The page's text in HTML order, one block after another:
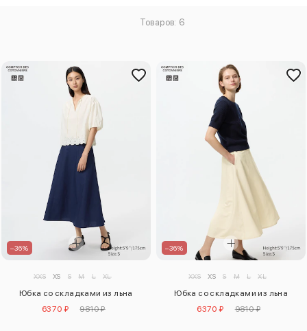
Товаров: 6
–36%
XXS XS S M L XL
Юбка со складками из льна
6370 ₽
9810 ₽
–36%
XXS XS S M L XL
Юбка со складками из льна
6370 ₽
9810 ₽